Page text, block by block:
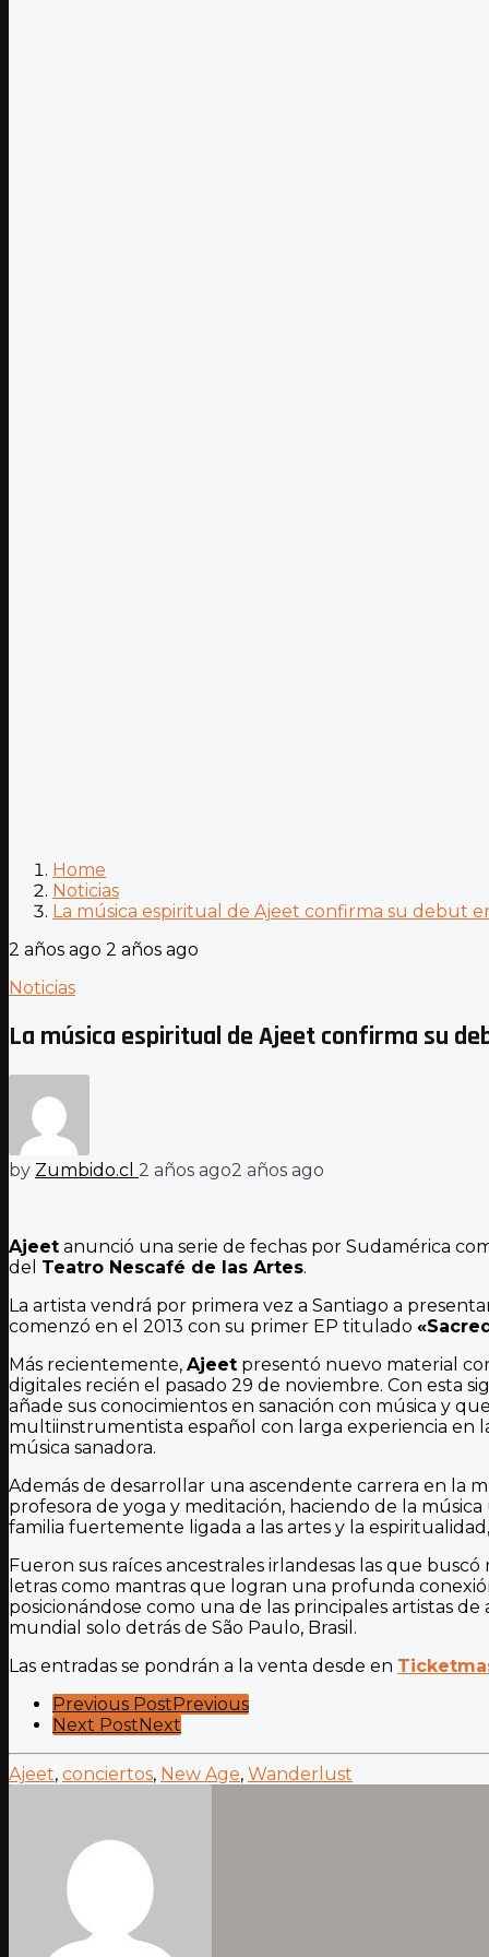
Home
Noticias
La música espiritual de Ajeet confirma su debut
2 años ago 2 años ago
Noticias
La música espiritual de Ajeet confirma su
by Zumbido.cl 2 años ago2 años ago
Ajeet anunció una serie de fechas por Sudamérica
del Teatro Nescafé de las Artes.
La artista vendrá por primera vez a Santiago a
comenzó en el 2013 con su primer EP titulado
Más recientemente, Ajeet presentó nuevo material
digitales recién el pasado 29 de noviembre. Con esta
añade sus conocimientos en sanación con música y
multiinstrumentista español con larga experiencia en
música sanadora.
Además de desarrollar una ascendente carrera en la
profesora de yoga y meditación, haciendo de la
familia fuertemente ligada a las artes y la
Fueron sus raíces ancestrales irlandesas las que
letras como mantras que logran una profunda
posicionándose como una de las principales artistas
mundial solo detrás de São Paulo, Brasil.
Las entradas se pondrán a la venta desde en
Post
Pagination
Previous PostPrevious
Next PostNext
Ajeet, conciertos, New Age, Wanderlust